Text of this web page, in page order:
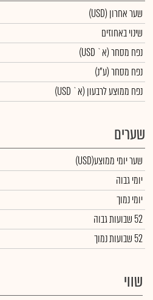
שער אחרון (USD)
שינוי באחוזים
נפח מסחר(א` USD)
נפח מסחר(ע"נ)
נפח ממוצע לרבעון (א` USD)
שערים
שער יומי ממוצע(USD)
יומי גבוה
יומי נמוך
52 שבועות גבוה
52 שבועות נמוך
שווי